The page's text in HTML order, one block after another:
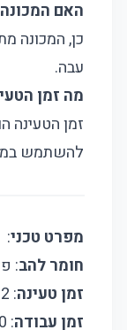
האם
כן, המכונה
עבה.
מה זמן
זמן הטעינה
להשתמש במכונה
מפרט טכני:
חומר להב:
זמן טעינה: 2 שעות
זמן עבודה: 150 דקות